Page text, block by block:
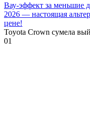
Вау-эффект за меньшие
2026 — настоящая
цене!
Toyota Crown сумела
01